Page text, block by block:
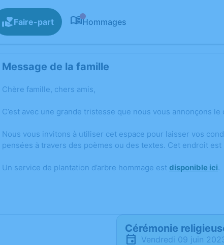
Faire-part Hommages
Message de la famille
Chère famille, chers amis,
C’est avec une grande tristesse que nous vous annonçons
Nous vous invitons à utiliser cet espace pour laisser vos
pensées à travers des poèmes ou des textes. Cet endroit
Un service de plantation d’arbre hommage est disponible ici.
Cérémonie
vendredi 09 juin